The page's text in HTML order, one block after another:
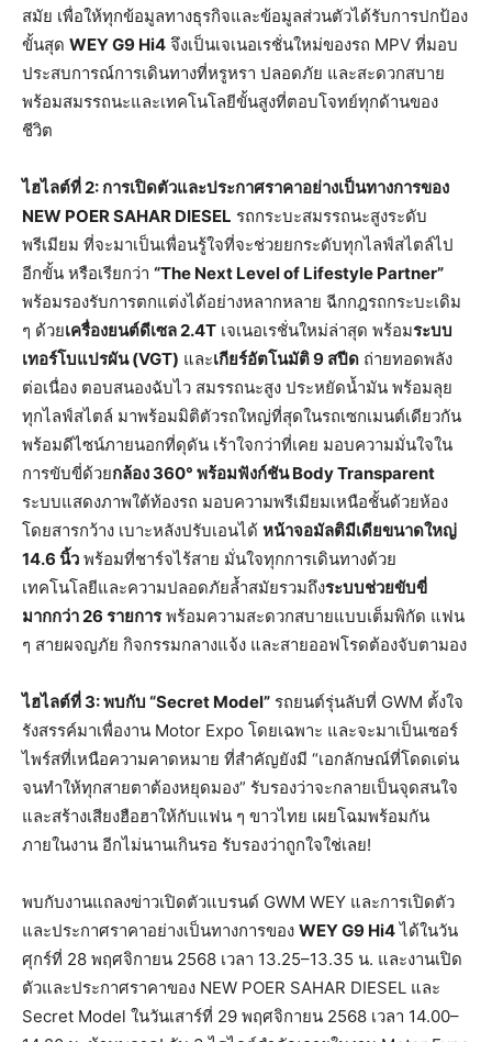
สมัย เพื่อให้ทุกข้อมูลทางธุรกิจและข้อมูลส่วนตัวได้รับการปกป้อง
ขั้นสุด WEY G9 Hi4 จึงเป็นเจเนอเรชั่นใหม่ของรถ MPV ที่มอบ
ประสบการณ์การเดินทางที่หรูหรา ปลอดภัย และสะดวกสบาย
พร้อมสมรรถนะและเทคโนโลยีขั้นสูงที่ตอบโจทย์ทุกด้านของ
ชีวิต
ไฮไลต์ที่2: การเปิดตัวและประกาศราคาอย่างเป็นทางการของ
NEW POER SAHAR DIESEL รถกระบะสมรรถนะสูงระดับ
พรีเมียม ที่จะมาเป็นเพื่อนรู้ใจที่จะช่วยยกระดับทุกไลฟ์สไตล์ไป
อีกขั้น หรือเรียกว่า “The Next Level of Lifestyle Partner”
พร้อมรองรับการตกแต่งได้อย่างหลากหลาย ฉีกกฎรถกระบะเดิม
ๆ ด้วยเครื่องยนต์ดีเซล2.4T เจเนอเรชั่นใหม่ล่าสุด พร้อมระบบ
เทอร์โบแปรผัน(VGT) และเกียร์อัตโนมัติ9 สปีด ถ่ายทอดพลัง
ต่อเนื่อง ตอบสนองฉับไว สมรรถนะสูง ประหยัดน้ำมัน พร้อมลุย
ทุกไลฟ์สไตล์ มาพร้อมมิติตัวรถใหญ่ที่สุดในรถเซกเมนต์เดียวกัน
พร้อมดีไซน์ภายนอกที่ดุดัน เร้าใจกว่าที่เคย มอบความมั่นใจใน
การขับขี่ด้วยกล้อง 360° พร้อมฟังก์ชันBody Transparent
ระบบแสดงภาพใต้ท้องรถ มอบความพรีเมียมเหนือชั้นด้วยห้อง
โดยสารกว้าง เบาะหลังปรับเอนได้ หน้าจอมัลติมีเดียขนาดใหญ่
14.6 นิ้ว พร้อมที่ชาร์จไร้สาย มั่นใจทุกการเดินทางด้วย
เทคโนโลยีและความปลอดภัยล้ำสมัยรวมถึงระบบช่วยขับขี่
มากกว่า26 รายการพร้อมความสะดวกสบายแบบเต็มพิกัด แฟน
ๆ สายผจญภัย กิจกรรมกลางแจ้ง และสายออฟโรดต้องจับตามอง
ไฮไลต์ที่ 3:พบกับ “Secret Model” รถยนต์รุ่นลับที่ GWM ตั้งใจ
รังสรรค์มาเพื่องาน Motor Expo โดยเฉพาะ และจะมาเป็นเซอร์
ไพร์สที่เหนือความคาดหมาย ที่สำคัญยังมี “เอกลักษณ์ที่โดดเด่น
จนทำให้ทุกสายตาต้องหยุดมอง” รับรองว่าจะกลายเป็นจุดสนใจ
และสร้างเสียงฮือฮาให้กับแฟน ๆ ขาวไทย เผยโฉมพร้อมกัน
ภายในงาน อีกไม่นานเกินรอ รับรองว่าถูกใจใช่เลย!
พบกับงานแถลงข่าวเปิดตัวแบรนด์ GWM WEY และการเปิดตัว
และประกาศราคาอย่างเป็นทางการของ WEY G9 Hi4ได้ในวัน
ศุกร์ที่ 28 พฤศจิกายน 2568 เวลา 13.25–13.35 น. และงานเปิด
ตัวและประกาศราคาของ NEW POER SAHAR DIESEL และ
Secret Model ในวันเสาร์ที่ 29 พฤศจิกายน 2568 เวลา 14.00–